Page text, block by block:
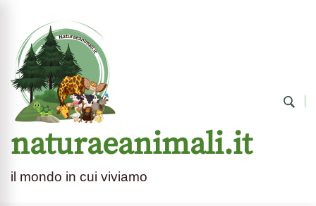
naturaeanimali.it
il mondo in cui viviamo